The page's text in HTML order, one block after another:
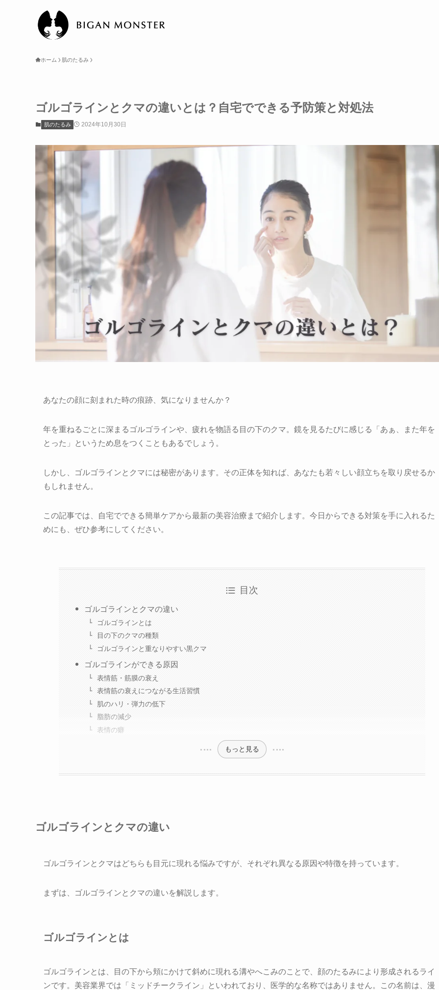
ホーム 肌のたるみ
ゴルゴラインとクマの違いとは？自宅でできる予防策と対処法
肌のたるみ 2024年10月30日
あなたの顔に刻まれた時の痕跡、気になりませんか？
年を重ねるごとに深まるゴルゴラインや、疲れを物語る目の下のクマ。鏡を見るたびに感じる「あぁ、また年を
とった」というため息をつくこともあるでしょう。
しかし、ゴルゴラインとクマには秘密があります。その正体を知れば、あなたも若々しい顔立ちを取り戻せるか
もしれません。
この記事では、自宅でできる簡単ケアから最新の美容治療まで紹介します。今日からできる対策を手に入れるた
めにも、ぜひ参考にしてください。
目次
ゴルゴラインとクマの違い
ゴルゴラインとは
目の下のクマの種類
ゴルゴラインと重なりやすい黒クマ
ゴルゴラインができる原因
表情筋・筋膜の衰え
表情筋の衰えにつながる生活習慣
肌のハリ・弾力の低下
脂肪の減少
表情の癖
もっと見る
ゴルゴラインとクマの違い
ゴルゴラインとクマはどちらも目元に現れる悩みですが、それぞれ異なる原因や特徴を持っています。
まずは、ゴルゴラインとクマの違いを解説します。
ゴルゴラインとは
ゴルゴラインとは、目の下から頬にかけて斜めに現れる溝やへこみのことで、顔のたるみにより形成されるライ
ンです。美容業界では「ミッドチークライン」といわれており、医学的な名称ではありません。この名前は、漫